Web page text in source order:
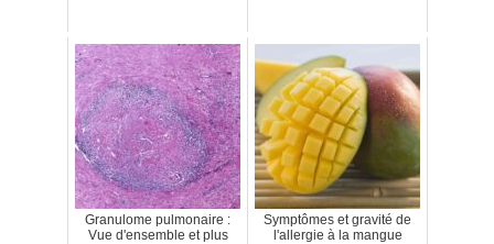
Granulome pulmonaire :
Vue d'ensemble et plus
Symptômes et gravité de
l'allergie à la mangue